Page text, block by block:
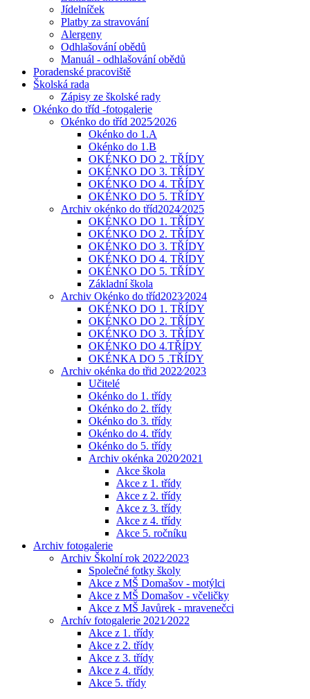
Jídelníček
Platby za stravování
Alergeny
Odhlašování obědů
Manuál - odhlašování obědů
Poradenské pracoviště
Školská rada
Zápisy ze školské rady
Okénko do tříd -fotogalerie
Okénko do tříd 2025⁄2026
Okénko do 1.A
Okénko do 1.B
OKÉNKO DO 2. TŘÍDY
OKÉNKO DO 3. TŘÍDY
OKÉNKO DO 4. TŘÍDY
OKÉNKO DO 5. TŘÍDY
Archiv okénko do tříd2024⁄2025
OKÉNKO DO 1. TŘÍDY
OKÉNKO DO 2. TŘÍDY
OKÉNKO DO 3. TŘÍDY
OKÉNKO DO 4. TŘÍDY
OKÉNKO DO 5. TŘÍDY
Základní škola
Archiv Okénko do tříd2023⁄2024
OKÉNKO DO 1. TŘÍDY
OKÉNKO DO 2. TŘÍDY
OKÉNKO DO 3. TŘÍDY
OKÉNKO DO 4.TŘÍDY
OKÉNKA DO 5 .TŘÍDY
Archiv okénka do třid 2022⁄2023
Učitelé
Okénko do 1. třídy
Okénko do 2. třídy
Okénko do 3. třídy
Okénko do 4. třídy
Okénko do 5. třídy
Archiv okénka 2020⁄2021
Akce škola
Akce z 1. třídy
Akce z 2. třídy
Akce z 3. třídy
Akce z 4. třídy
Akce 5. ročníku
Archiv fotogalerie
Archiv Školní rok 2022⁄2023
Společné fotky školy
Akce z MŠ Domašov - motýlci
Akce z MŠ Domašov - včeličky
Akce z MŠ Javůrek - mravenečci
Archív fotogalerie 2021⁄2022
Akce z 1. třídy
Akce z 2. třídy
Akce z 3. třídy
Akce z 4. třídy
Akce 5. třídy